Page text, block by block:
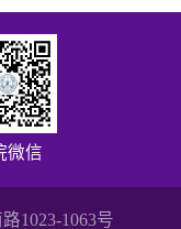
微信
1023-1063号